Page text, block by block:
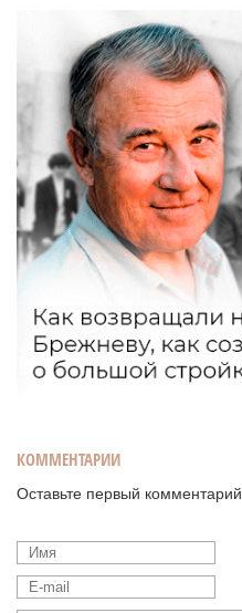
КОММЕНТАРИИ
Оставьте первый комментарий